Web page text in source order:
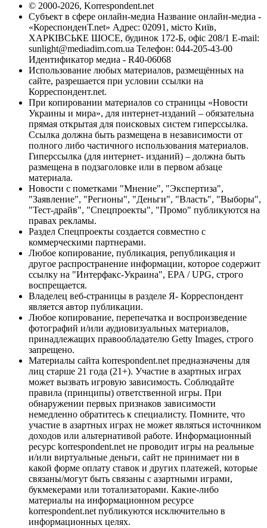
© 2000-2026, Korrespondent.net
Субъект в сфере онлайн-медиа Название онлайн-медиа -
«КореспонденТ.net» Адрес: 02091, місто Київ,
ХАРКІВСЬКЕ ШОСЕ, будинок 172-Б, офіс 208/1 E-mail:
sunlight@mediadim.com.ua Телефон: 044-205-43-00
Идентификатор медиа - R40-06068
Использование любых материалов, размещённых на
сайте, разрешается при условии ссылки на
Корреспондент.net.
При копировании материалов со страницы «Новости
Украины и мира», для интернет-изданий – обязательна
прямая открытая для поисковых систем гиперссылка.
Ссылка должна быть размещена в независимости от
полного либо частичного использования материалов.
Гиперссылка (для интернет- изданий) – должна быть
размещена в подзаголовке или в первом абзаце
материала.
Новости с пометками "Мнение", "Экспертиза",
"Заявление", "Регионы", "Деньги", "Власть", "Выборы",
"Тест-драйв", "Спецпроекты", "Промо" публикуются на
правах рекламы.
Раздел Спецпроекты создается совместно с
коммерческими партнерами.
Любое копирование, публикация, републикация и
другое распространение информации, которое содержит
ссылку на "Интерфакс-Украина", EPA / UPG, строго
воспрещается.
Владелец веб-страницы в разделе Я- Корреспондент
является автор публикации.
Любое копирование, перепечатка и воспроизведение
фотографий и/или аудиовизуальных материалов,
принадлежащих правообладателю Getty Images, строго
запрещено.
Материалы сайта korrespondent.net предназначены для
лиц старше 21 года (21+). Участие в азартных играх
может вызвать игровую зависимость. Соблюдайте
правила (принципы) ответственной игры. При
обнаружении первых признаков зависимости
немедленно обратитесь к специалисту. Помните, что
участие в азартных играх не может являться источником
доходов или альтернативой работе. Информационный
ресурс korrespondent.net не проводит игры на реальные
и/или виртуальные деньги, сайт не принимает ни в
какой форме оплату ставок и других платежей, которые
связаны/могут быть связаны с азартными играми,
букмекерами или тотализаторами. Какие-либо
материалы на информационном ресурсе
korrespondent.net публикуются исключительно в
информационных целях.